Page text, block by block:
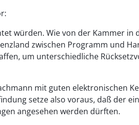
würden. Wie von der Kammer
zwischen Programm und
um unterschiedliche
mit guten elektronischen
setze also voraus, daß der
angesehen werden dürften.